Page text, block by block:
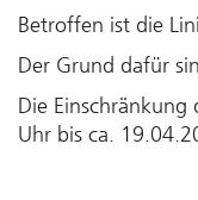
Betroffen ist die
Der Grund dafür
Die
Uhr bis ca.